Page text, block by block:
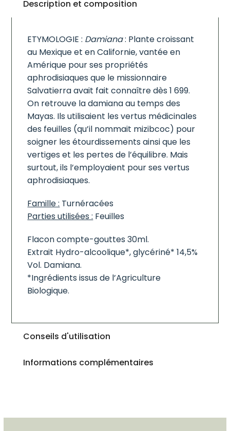
Description et composition
ETYMOLOGIE : Damiana: Plante croissant
au Mexique et en Californie, vantée en
Amérique pour ses propriétés
aphrodisiaques que le missionnaire
Salvatierra avait fait connaître dès 1 699.
On retrouve la damiana au temps des
Mayas. Ils utilisaient les vertus médicinales
des feuilles (qu’il nommait mizibcoc) pour
soigner les étourdissements ainsi que les
vertiges et les pertes de l’équilibre. Mais
surtout, ils l’employaient pour ses vertus
aphrodisiaques.
Famille : Turnéracées
Parties utilisées : Feuilles
Flacon compte-gouttes 30ml.
Extrait Hydro-alcoolique*, glycériné* 14,5%
Vol. Damiana.
*Ingrédients issus de l’Agriculture
Biologique.
Conseils d'utilisation
Informations complémentaires